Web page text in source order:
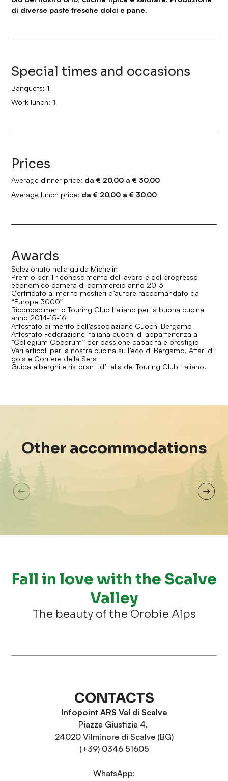
di diverse paste fresche dolci e pane.
Special times and occasions
Banquets:1
Work lunch:1
Prices
Average dinner price: da € 20,00 a € 30,00
Average lunch price: da € 20,00 a € 30,00
Awards
Selezionato nella guida Michelin
Premio per il riconoscimento del lavoro e del progresso
economico camera di commercio anno 2013
Certificato al merito mestieri d’autore raccomandato da
“Europe 3000”
Riconoscimento Touring Club Italiano per la buona cucina
anno 2014-15-16
Attestato di merito dell’associazione Cuochi Bergamo
Attestato Federazione italiana cuochi di appartenenza al
“Collegium Cocorum” per passione capacità e prestigio
Vari articoli per la nostra cucina su l’eco di Bergamo, Affari di
gola e Corriere della Sera
Guida alberghi e ristoranti d’Italia del Touring Club Italiano.
Other accommodations
Peccati di Gola
Fall in love with the Scalve
Valley
The beauty of the Orobie Alps
CONTACTS
Infopoint ARS Val di Scalve
Piazza Giustizia 4,
24020 Vilminore di Scalve (BG)
(+39) 0346 51605
WhatsApp: